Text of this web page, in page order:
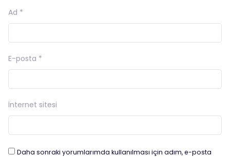
Ad *
E-posta *
İnternet sitesi
Daha sonraki yorumlarımda kullanılması için adım, e-posta